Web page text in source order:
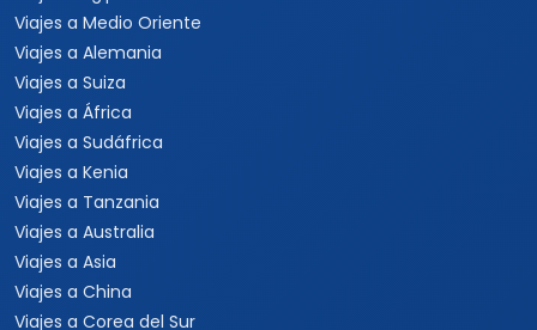
Viajes a Medio Oriente
Viajes a Alemania
Viajes a Suiza
Viajes a África
Viajes a Sudáfrica
Viajes a Kenia
Viajes a Tanzania
Viajes a Australia
Viajes a Asia
Viajes a China
Viajes a Corea del Sur